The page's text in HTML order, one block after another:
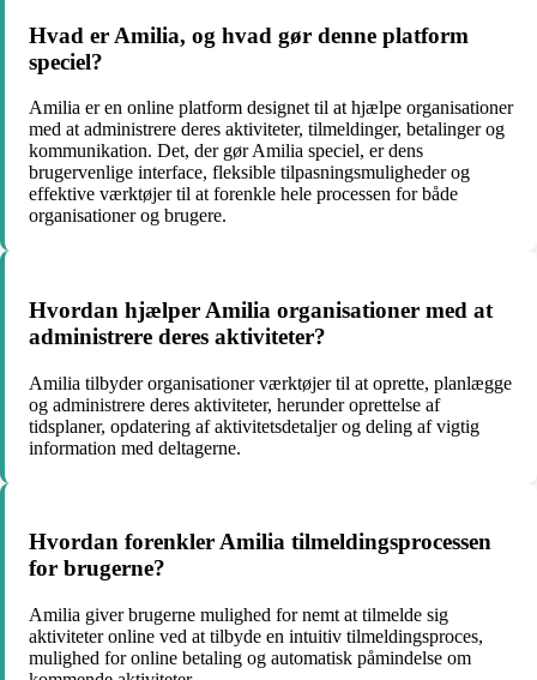
Hvad er Amilia, og hvad gør denne platform
speciel?
Amilia er en online platform designet til at hjælpe organisationer
med at administrere deres aktiviteter, tilmeldinger, betalinger og
kommunikation. Det, der gør Amilia speciel, er dens
brugervenlige interface, fleksible tilpasningsmuligheder og
effektive værktøjer til at forenkle hele processen for både
organisationer og brugere.
Hvordan hjælper Amilia organisationer med at
administrere deres aktiviteter?
Amilia tilbyder organisationer værktøjer til at oprette, planlægge
og administrere deres aktiviteter, herunder oprettelse af
tidsplaner, opdatering af aktivitetsdetaljer og deling af vigtig
information med deltagerne.
Hvordan forenkler Amilia tilmeldingsprocessen
for brugerne?
Amilia giver brugerne mulighed for nemt at tilmelde sig
aktiviteter online ved at tilbyde en intuitiv tilmeldingsproces,
mulighed for online betaling og automatisk påmindelse om